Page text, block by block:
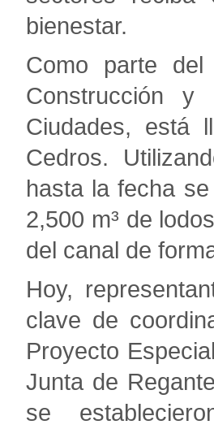
bienestar.
Como parte
Construcción y
Ciudades, está
Cedros.
hasta la fecha
2,500 m³ de
del canal de
Hoy,
clave de
Proyecto
Junta de
se